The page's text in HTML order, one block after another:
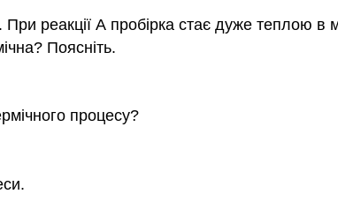
реакції А пробірка стає дуже теплою в
Поясніть.
процесу?